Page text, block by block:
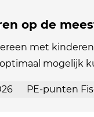
op de
met
mogelijk
PE-punten